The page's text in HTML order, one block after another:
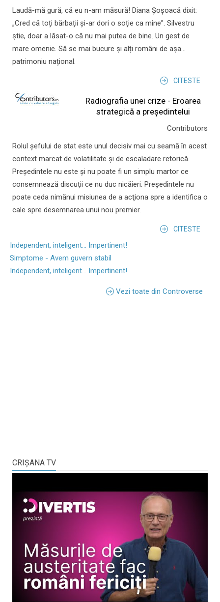
Laudă-mă gură, că eu n-am măsură! Diana Șoșoacă dixit:
„Cred că toți bărbații și-ar dori o soție ca mine”. Silvestru
știe, doar a lăsat-o că nu mai putea de bine. Un gest de
mare omenie. Să se mai bucure și alți români de așa...
patrimoniu național.
CITESTE
Radiografia unei crize - Eroarea
strategică a președintelui
Contributors
Rolul şefului de stat este unul decisiv mai cu seamă în acest
context marcat de volatilitate şi de escaladare retorică.
Preşedintele nu este şi nu poate fi un simplu martor ce
consemnează discuţii ce nu duc nicăieri. Preşedintele nu
poate ceda nimănui misiunea de a acţiona spre a identifica o
cale spre desemnarea unui nou premier.
CITESTE
Independent, inteligent... Impertinent!
Simptome - Avem guvern stabil
Independent, inteligent... Impertinent!
Vezi toate din Controverse
CRIŞANA TV